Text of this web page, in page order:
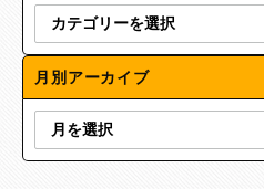
月別アーカイブ